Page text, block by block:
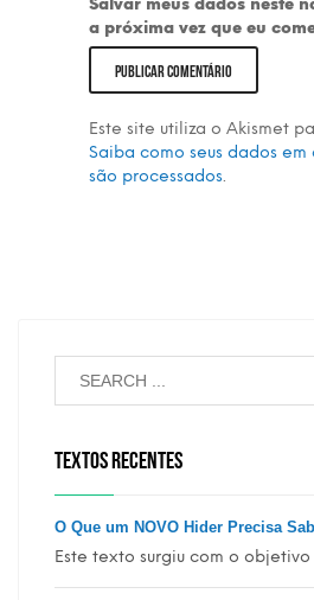
a próxima vez que eu
Este site utiliza o Akismet
Saiba como seus dados
são processados.
TEXTOS RECENTES
O Que um NOVO Hider Precisa
Este texto surgiu com o objetivo